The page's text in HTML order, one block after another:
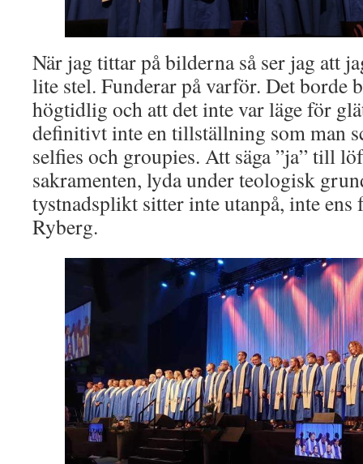
När jag tittar på bilderna så ser jag att
lite stel. Funderar på varför. Det borde
högtidlig och att det inte var läge för
definitivt inte en tillställning som man
selfies och groupies. Att säga ”ja” till
sakramenten, lyda under teologisk
tystnadsplikt sitter inte utanpå, inte
Ryberg.